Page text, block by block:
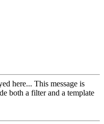
here... This message is
both a filter and a template